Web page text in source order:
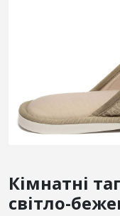
Кімнатні
світло-